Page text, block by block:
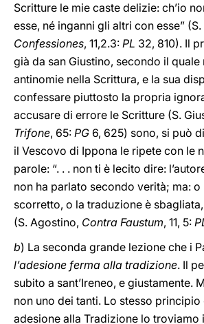
Scritture le mie caste delizie: ch’io
esse, né inganni gli altri con esse”
Confessiones, 11,2.3: PL 32, 810). Il
già da san Giustino, secondo il quale
antinomie nella Scrittura, e la sua
confessare piuttosto la propria
accusare di errore le Scritture (S.
Trifone, 65: PG 6, 625) sono, si può
il Vescovo di Ippona le ripete con le
parole: “. . . non ti è lecito dire:
non ha parlato secondo verità; ma:
scorretto, o la traduzione è
(S. Agostino, Contra Faustum, 11, 5:
b) La seconda grande lezione che i
l’adesione ferma alla tradizione. Il
subito a sant’Ireneo, e giustamente.
non uno dei tanti. Lo stesso principio
adesione alla Tradizione lo troviamo